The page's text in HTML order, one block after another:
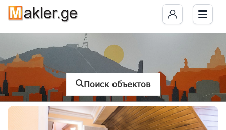
Поиск объектов